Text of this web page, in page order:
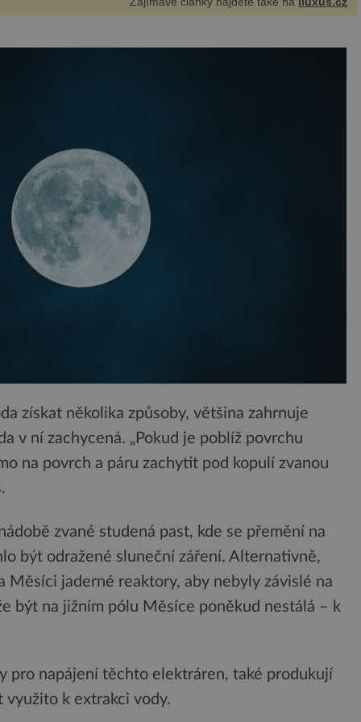
získat několika způsoby, většina zahrnuje
v ní zachycená. „Pokud je poblíž povrchu
na povrch a páru zachytit pod kopulí zvanou
zvané studená past, kde se přemění na
být odražené sluneční záření. Alternativně,
Měsíci jaderné reaktory, aby nebyly závislé na
být na jižním pólu Měsíce poněkud nestálá – k
pro napájení těchto elektráren, také produkují
k extrakci vody.